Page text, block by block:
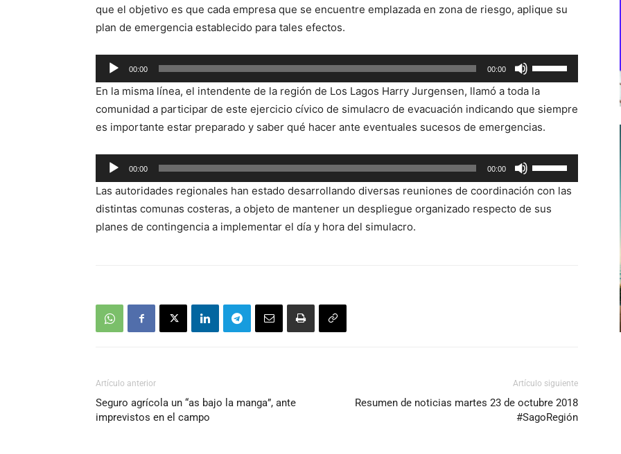
que el objetivo es que cada empresa que se encuentre emplazada en zona de riesgo, aplique su
plan de emergencia establecido para tales efectos.
Reproductor
de
audio
00:00 00:00
las
teclas
de
flecha
arriba/abajo
para
aumentar
o
En la misma línea, el intendente de la región de Los Lagos Harry Jurgensen, llamó a toda la
comunidad a participar de este ejercicio cívico de simulacro de evacuación indicando que siempre
es importante estar preparado y saber qué hacer ante eventuales sucesos de emergencias.
Reproductor
de
audio
00:00 00:00
las
teclas
de
Las autoridades regionales han estado desarrollando diversas reuniones de coordinación con las
distintas comunas costeras, a objeto de mantener un despliegue organizado respecto de sus
planes de contingencia a implementar el día y hora del simulacro.
Artículo anterior
Seguro agrícola un “as bajo la manga”, ante
imprevistos en el campo
Artículo siguiente
Resumen de noticias martes 23 de octubre 2018
#SagoRegión